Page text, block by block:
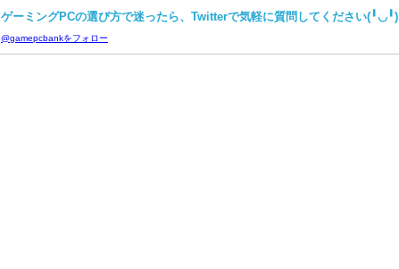
ゲーミングPCの選び方で迷ったら、Twitterで気軽に質問してください(╹◡╹)
@gamepcbankをフォロー